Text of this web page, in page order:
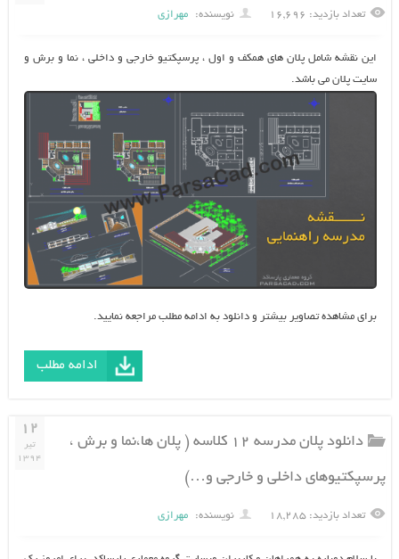
تعداد بازدید: ۱۶,۶۹۶ نویسنده: مهرازی
این نقشه شامل پلان های همکف و اول ، پرسپکتیو خارجی و داخلی ، نما و برش و
سایت پلان می باشد.
برای مشاهده تصاویر بیشتر و دانلود به ادامه مطلب مراجعه نمایید.
ادامه مطلب
۱۲
تیر
۱۳۹۴
دانلود پلان مدرسه ۱۲ کلاسه ( پلان ها،نما و برش ،
پرسپکتیوهای داخلی و خارجی و…)
تعداد بازدید: ۱۸,۲۸۵ نویسنده: مهرازی